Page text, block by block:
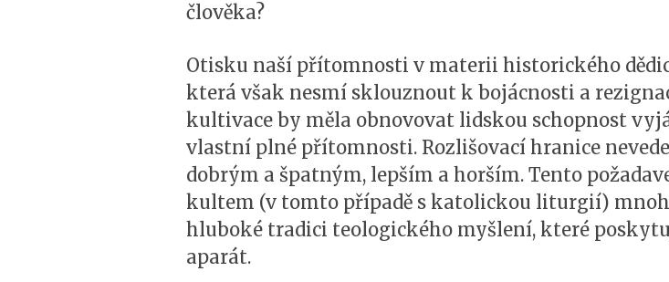
člověka?
Otisku naší přítomnosti v materii historického
která však nesmí sklouznout k bojácnosti a
kultivace by měla obnovovat lidskou schopnost
vlastní plné přítomnosti. Rozlišovací hranice
dobrým a špatným, lepším a horším. Tento
kultem (v tomto případě s katolickou liturgií)
hluboké tradici teologického myšlení, které
aparát.